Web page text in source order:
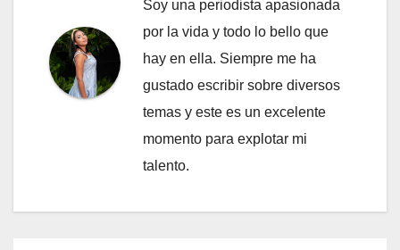
Soy una periodista apasionada
por la vida y todo lo bello que
hay en ella. Siempre me ha
gustado escribir sobre diversos
temas y este es un excelente
momento para explotar mi
talento.